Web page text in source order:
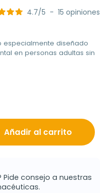
4.7/5 - 15 opiniones
especialmente diseñado
en personas adultas sin
Añadir al carrito
Pide consejo a nuestras